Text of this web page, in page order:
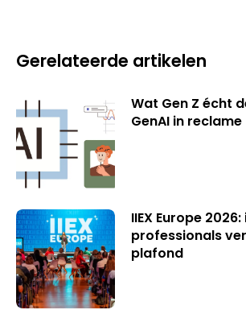
Gerelateerde artikelen
Wat Gen Z écht
GenAI in reclame
IIEX Europe
professionals
plafond